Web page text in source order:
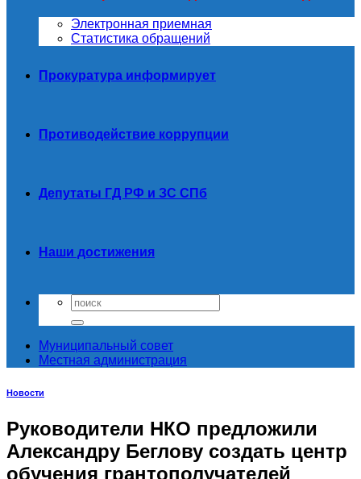
Электронная приемная
Статистика обращений
Прокуратура информирует
Противодействие коррупции
Депутаты ГД РФ и ЗС СПб
Наши достижения
Муниципальный совет
Местная администрация
Новости
Руководители НКО предложили
Александру Беглову создать центр
обучения грантополучателей